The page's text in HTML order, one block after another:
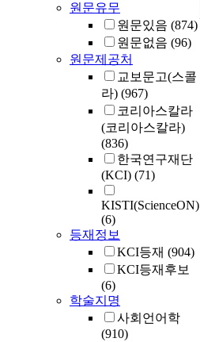
원문유무
원문있음 (874)
원문없음 (96)
원문제공처
교보문고(스콜
라) (967)
코리아스칼라
(코리아스칼라)
(836)
한국연구재단
(KCI) (71)
KISTI(ScienceON)
(6)
등재정보
KCI등재 (904)
KCI등재후보
(6)
학술지명
사회언어학
(910)